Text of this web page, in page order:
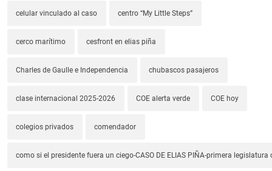
celular vinculado al caso centro “My Little Steps”
cerco marítimo cesfront en elias piña
Charles de Gaulle e Independencia chubascos pasajeros
clase internacional 2025-2026 COE alerta verde COE hoy
colegios privados comendador
como si el presidente fuera un ciego-CASO DE ELIAS PIÑA-primera legislatura